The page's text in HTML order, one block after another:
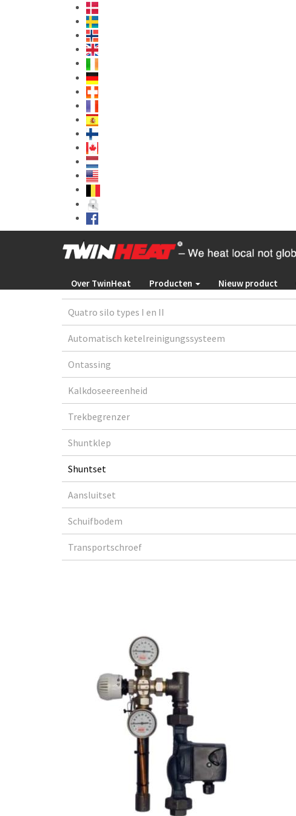
Over TwinHeat Producten Nieuw product
Quatro silo types I en II
Automatisch ketelreinigungssysteem
Ontassing
Kalkdoseereenheid
Trekbegrenzer
Shuntklep
Shuntset
Aansluitset
Schuifbodem
Transportschroef